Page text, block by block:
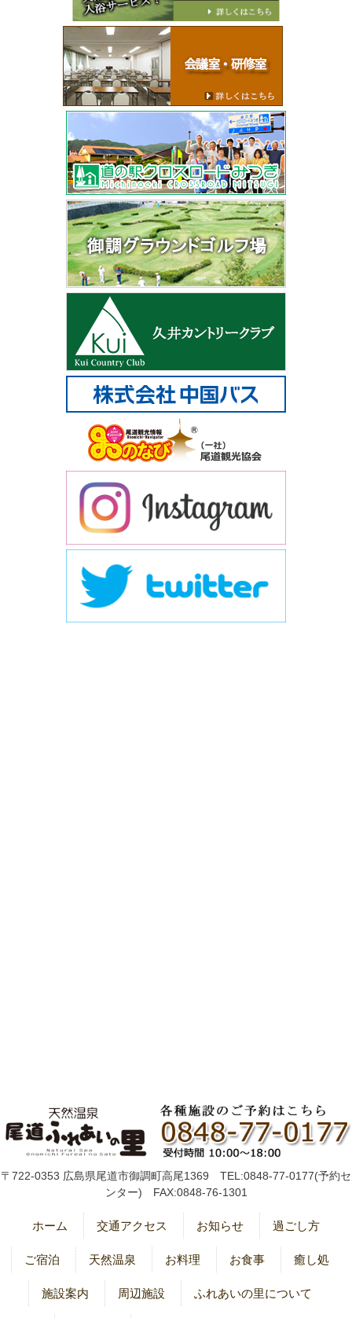
〒722-0353 広島県尾道市御調町高尾1369 TEL:0848-77-0177(予約セ
ンター) FAX:0848-76-1301
ホーム 交通アクセス お知らせ 過ごし方
ご宿泊 天然温泉 お料理 お食事 癒し処
施設案内 周辺施設 ふれあいの里について